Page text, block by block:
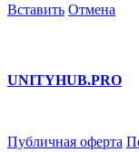
Вставить Отмена
UNITYHUB.PRO
Публичная оферта